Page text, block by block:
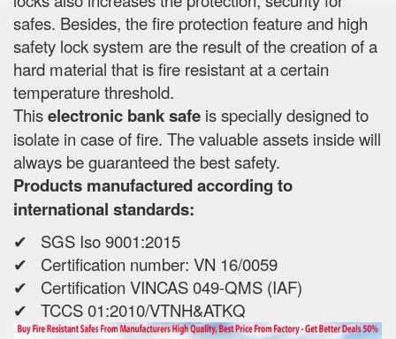
safes. Besides, the fire protection feature and high
safety lock system are the result of the creation of a
hard material that is fire resistant at a certain
temperature threshold.
Thiselectronic bank safe is specially designed to
isolate in case of fire. The valuable assets inside will
always be guaranteed the best safety.
Products manufactured according to
international standards:
✔ SGS Iso 9001:2015
✔ Certification number: VN 16/0059
✔ Certification VINCAS 049-QMS (IAF)
✔ TCCS 01:2010/VTNH&ATKQ